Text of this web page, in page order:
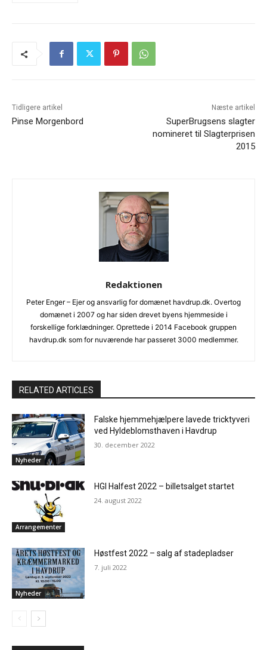
Tidligere artikel
Pinse Morgenbord
Næste artikel
SuperBrugsens slagter
nomineret til Slagterprisen
2015
Redaktionen
Peter Enger – Ejer og ansvarlig for domænet havdrup.dk. Overtog
domænet i 2007 og har siden drevet byens hjemmeside i
forskellige forklædninger. Oprettede i 2014 Facebook gruppen
havdrup.dk som for nuværende har passeret 3000 medlemmer.
RELATED ARTICLES
Nyheder
Falske hjemmehjælpere lavede tricktyveri
ved Hyldeblomsthaven i Havdrup
30. december 2022
Arrangementer
HGI Halfest 2022 – billetsalget startet
24. august 2022
Nyheder
Høstfest 2022 – salg af stadepladser
7. juli 2022